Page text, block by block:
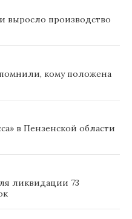
выросло производство
кому положена
в Пензенской области
ликвидации 73